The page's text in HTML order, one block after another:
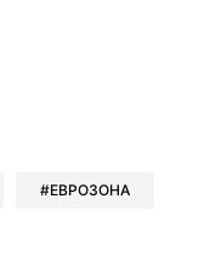
X
в Viber
в Whatsapp
в Messenger
в LinkedIn
ЕВРОЗОНА